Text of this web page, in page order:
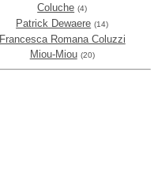
Coluche (4)
Patrick Dewaere (14)
Francesca Romana Coluzzi
Miou-Miou (20)